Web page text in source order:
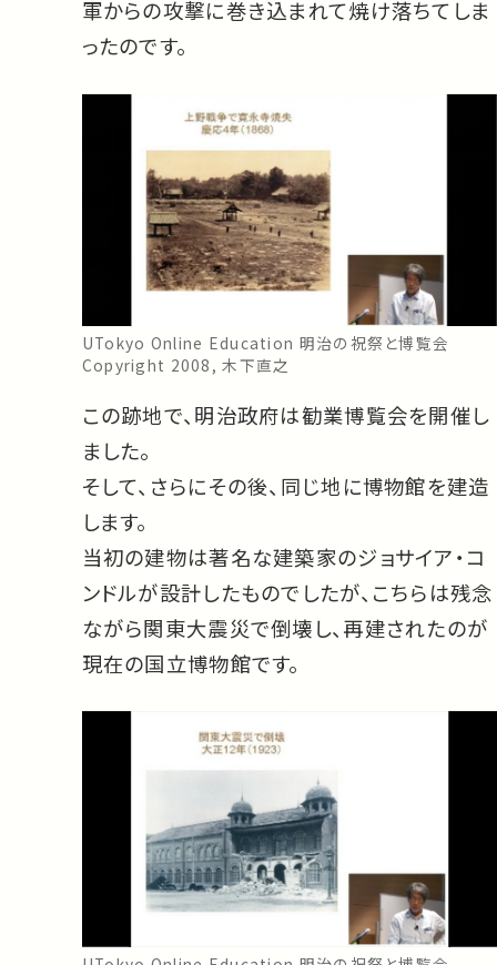
軍からの攻撃に巻き込まれて焼け落ちてしま
ったのです。
UTokyo Online Education 明治の祝祭と博覧会
Copyright 2008, 木下直之
この跡地で、明治政府は勧業博覧会を開催し
ました。
そして、さらにその後、同じ地に博物館を建造
します。
当初の建物は著名な建築家のジョサイア・コ
ンドルが設計したものでしたが、こちらは残念
ながら関東大震災で倒壊し、再建されたのが
現在の国立博物館です。